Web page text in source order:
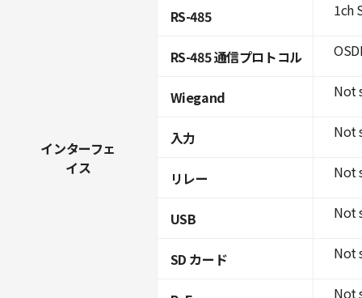
インターフェ
イス
RS-485
RS-485 通信プロトコル
Wiegand
入力
リレー
USB
SD カード
1ch
Not
Not
Not
Not
Not
Not